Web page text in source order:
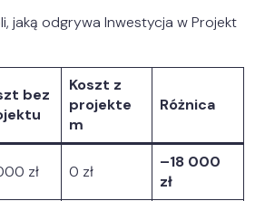
jaką odgrywa Inwestycja w Projekt
bez
Koszt z
projekte
m
Różnica
zł 0 zł
–18 000
zł